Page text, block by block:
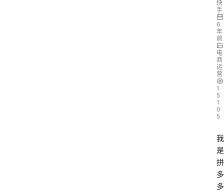
快
手
6
年
前
电
商
运
营
1
5
1
0
5
我
是
拼
多
多